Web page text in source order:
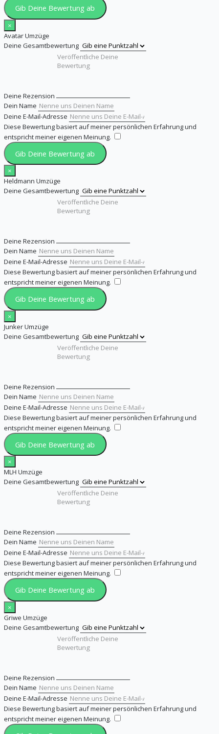
Gib Deine Bewertung ab
×
Avatar Umzüge
Deine Gesamtbewertung
Deine Rezension
Dein Name
Deine E-Mail-Adresse
Diese Bewertung basiert auf meiner persönlichen Erfahrung und
entspricht meiner eigenen Meinung.
Gib Deine Bewertung ab
×
Heldmann Umzüge
Deine Gesamtbewertung
Deine Rezension
Dein Name
Deine E-Mail-Adresse
Diese Bewertung basiert auf meiner persönlichen Erfahrung und
entspricht meiner eigenen Meinung.
Gib Deine Bewertung ab
×
Junker Umzüge
Deine Gesamtbewertung
Deine Rezension
Dein Name
Deine E-Mail-Adresse
Diese Bewertung basiert auf meiner persönlichen Erfahrung und
entspricht meiner eigenen Meinung.
Gib Deine Bewertung ab
×
MLH Umzüge
Deine Gesamtbewertung
Deine Rezension
Dein Name
Deine E-Mail-Adresse
Diese Bewertung basiert auf meiner persönlichen Erfahrung und
entspricht meiner eigenen Meinung.
Gib Deine Bewertung ab
×
Griwe Umzüge
Deine Gesamtbewertung
Deine Rezension
Dein Name
Deine E-Mail-Adresse
Diese Bewertung basiert auf meiner persönlichen Erfahrung und
entspricht meiner eigenen Meinung.